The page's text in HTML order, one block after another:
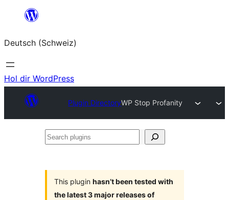
springen
Deutsch (Schweiz)
Hol dir WordPress
Plugin DirectoryWP Stop Profanity
Search
This plugin hasn’t been tested with
the latest 3 major releases of